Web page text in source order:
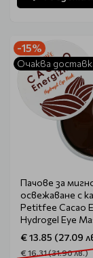
-15%
Очаква
Пачове за
освежаване с
Petitfee Cacao
Hydrogel Eye
€ 13.85 (27.09
€ 16.31 (31.90 лв.)